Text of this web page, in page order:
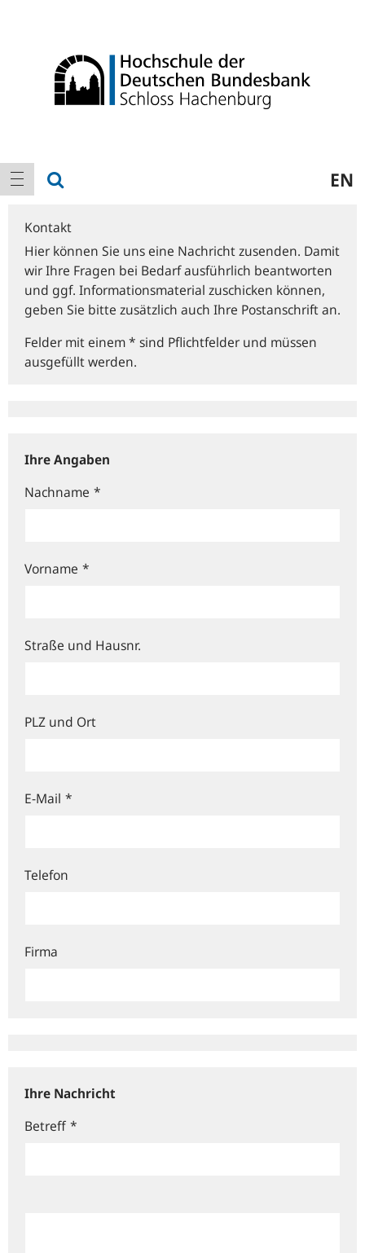
Hauptnavigation
Navigation anzeigen EN
Kontakt
Hier können Sie uns eine Nachricht zusenden. Damit
wir Ihre Fragen bei Bedarf ausführlich beantworten
und ggf. Informationsmaterial zuschicken können,
geben Sie bitte zusätzlich auch Ihre Postanschrift an.
Felder mit einem * sind Pflichtfelder und müssen
ausgefüllt werden.
Ihre Angaben
Nachname *
Vorname *
Straße und Hausnr.
PLZ und Ort
E-Mail *
Telefon
Firma
Ihre Nachricht
Betreff *